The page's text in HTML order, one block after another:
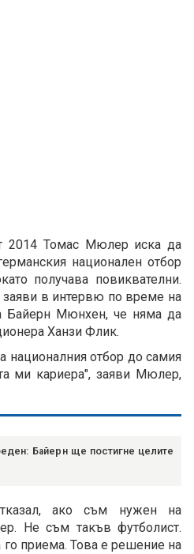
2014 Томас Мюлер иска да
национален отбор
получава повиквателни.
заяви в интервю по време на
Байерн Мюнхен, че няма да
Ханзи Флик.
националния отбор до самия
ми кариера", заяви Мюлер,
Байерн ще постигне целите
ако съм нужен на
Не съм такъв футболист.
приема. Това е решение на